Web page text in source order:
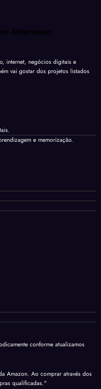
Interessar
internet, negócios digitais e
vai gostar dos projetos listados
e memorização.
conforme atualizamos
Amazon. Ao comprar através dos
qualificadas."